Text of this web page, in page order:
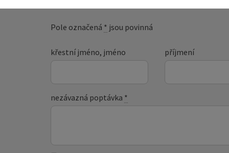
Pole označená * jsou povinná
křestní jméno, jméno příjmení
nezávazná poptávka *